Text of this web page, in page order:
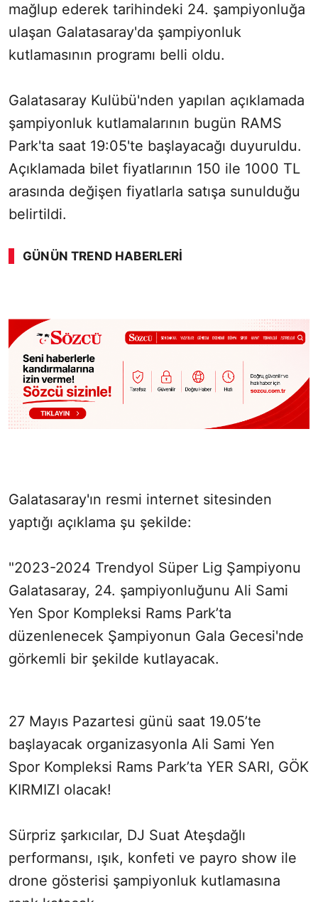
mağlup ederek tarihindeki 24. şampiyonluğa
ulaşan Galatasaray'da şampiyonluk
kutlamasının programı belli oldu.
Galatasaray Kulübü'nden yapılan açıklamada
şampiyonluk kutlamalarının bugün RAMS
Park'ta saat 19:05'te başlayacağı duyuruldu.
Açıklamada bilet fiyatlarının 150 ile 1000 TL
arasında değişen fiyatlarla satışa sunulduğu
belirtildi.
GÜNÜN TREND HABERLERI
Galatasaray'ın resmi internet sitesinden
yaptığı açıklama şu şekilde:
"2023-2024 Trendyol Süper Lig Şampiyonu
Galatasaray, 24. şampiyonluğunu Ali Sami
Yen Spor Kompleksi Rams Park’ta
düzenlenecek Şampiyonun Gala Gecesi'nde
görkemli bir şekilde kutlayacak.
27 Mayıs Pazartesi günü saat 19.05’te
başlayacak organizasyonla Ali Sami Yen
Spor Kompleksi Rams Park’ta YER SARI, GÖK
KIRMIZI olacak!
Sürpriz şarkıcılar, DJ Suat Ateşdağlı
performansı, ışık, konfeti ve payro show ile
drone gösterisi şampiyonluk kutlamasına